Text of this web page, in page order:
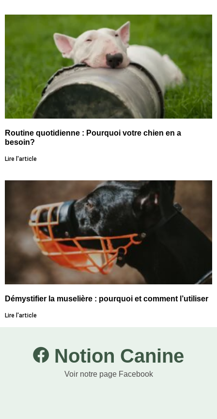
Routine quotidienne : Pourquoi votre chien en a
besoin?
Lire l'article
Démystifier la muselière : pourquoi et comment l’utiliser
Lire l'article
Notion Canine
Voir notre page Facebook